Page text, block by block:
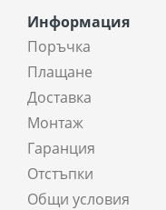
Информация
Поръчка
Плащане
Доставка
Монтаж
Гаранция
Отстъпки
Общи условия